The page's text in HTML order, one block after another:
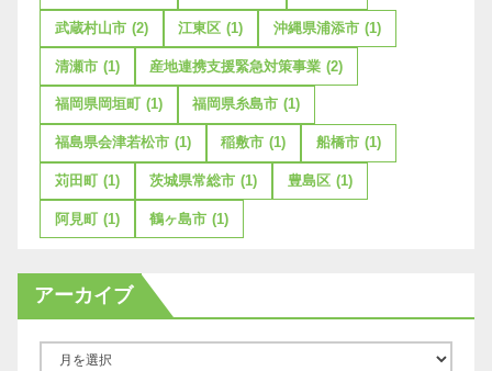
武蔵村山市 (2) 江東区 (1) 沖縄県浦添市 (1)
清瀬市 (1) 産地連携支援緊急対策事業 (2)
福岡県岡垣町 (1) 福岡県糸島市 (1)
福島県会津若松市 (1) 稲敷市 (1) 船橋市 (1)
苅田町 (1) 茨城県常総市 (1) 豊島区 (1)
阿見町 (1) 鶴ヶ島市 (1)
アーカイブ